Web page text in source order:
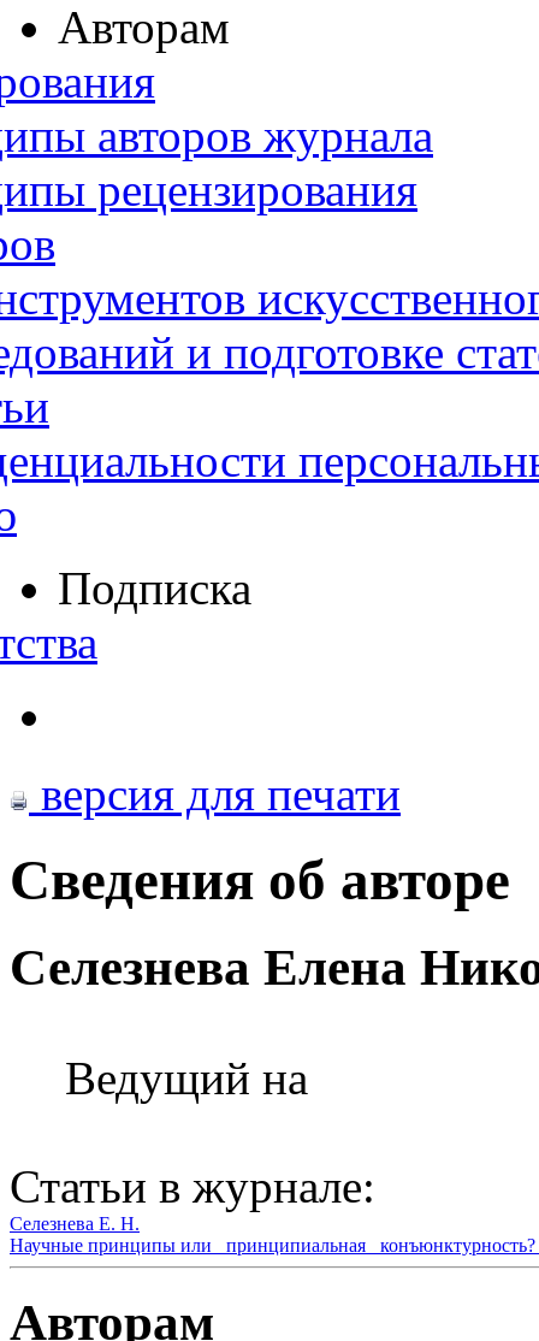
Авторам
авторов журнала
рецензирования
и подготовке
Подписка
версия для печати
Сведения об авторе
Селезнева Елена
Ведущий на
Статьи в журнале:
Селезнева Е. Н.
Научные принципы или _принципиальная_
Авторам